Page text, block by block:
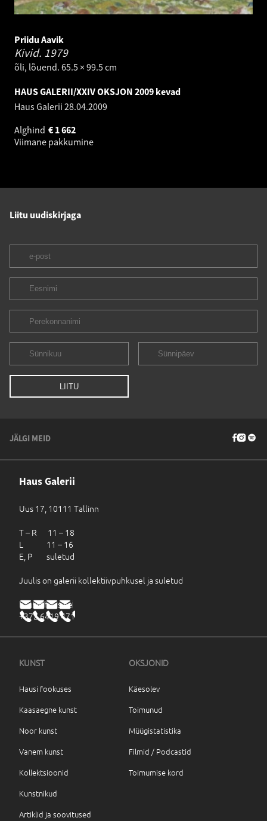
Priidu Aavik
Kivid. 1979
õli, lõuend. 65.5 × 99.5 cm
HAUS GALERII/XXIV OKSJON 2009 kevad
Haus Galerii 28.04.2009
Alghind
1 662
€
Viimane pakkumine
Liitu uudiskirjaga
JÄLGI MEID
Haus Galerii
Uus 17, 10111 Tallinn
T – R 11 – 18
L 11 – 16
E, P suletud
Juulis on galerii kollektiivpuhkusel ja suletud
haus@haus.ee
+372 6419 471
KUNST
Hausi fookuses
Kaasaegne kunst
Noor kunst
Vanem kunst
Kollektsioonid
Kunstnikud
Artiklid ja soovitused
OKSJONID
Käesolev
Toimunud
Müügistatistika
Filmid / Podcastid
Toimumise kord